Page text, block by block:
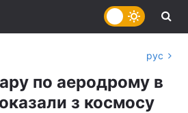
рус
по аеродрому в
з космосу